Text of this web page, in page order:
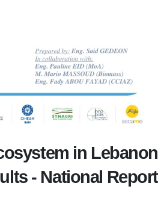
in Lebanon
- National Report